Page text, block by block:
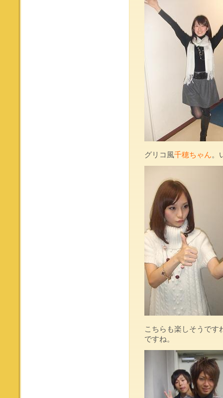
グリコ風千穂ちゃん。
こちらも楽しそうです
ですね。